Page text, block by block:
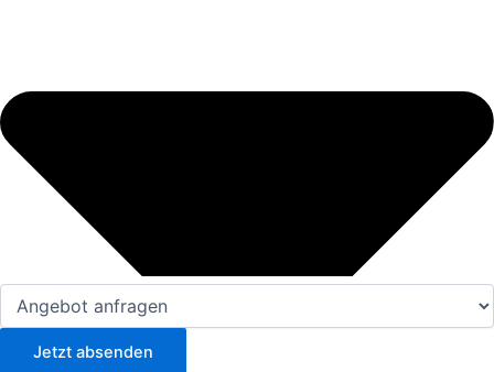
Jetzt absenden